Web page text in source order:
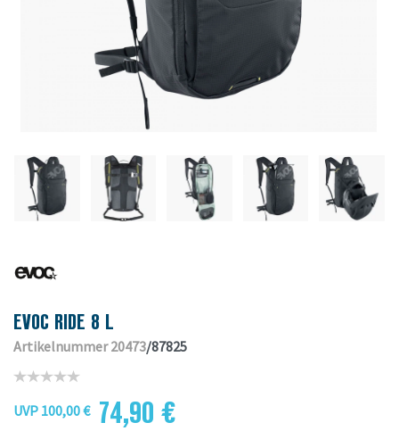
EVOC RIDE 8 L
Artikelnummer 20473/87825
UVP 100,00 € 74,90 €